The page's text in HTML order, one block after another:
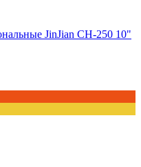
JinJian CH-250 10"